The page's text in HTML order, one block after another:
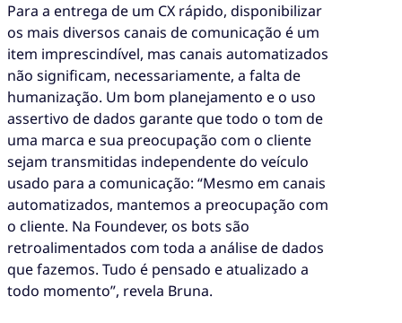
Para a entrega de um CX rápido, disponibilizar
os mais diversos canais de comunicação é um
item imprescindível, mas canais automatizados
não significam, necessariamente, a falta de
humanização. Um bom planejamento e o uso
assertivo de dados garante que todo o tom de
uma marca e sua preocupação com o cliente
sejam transmitidas independente do veículo
usado para a comunicação: “Mesmo em canais
automatizados, mantemos a preocupação com
o cliente. Na Foundever, os bots são
retroalimentados com toda a análise de dados
que fazemos. Tudo é pensado e atualizado a
todo momento”, revela Bruna.